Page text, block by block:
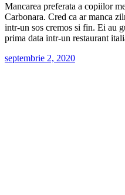
Mancarea preferata a copiilor
Carbonara. Cred ca ar manca
intr-un sos cremos si fin. Ei au
prima data intr-un restaurant
septembrie 2, 2020